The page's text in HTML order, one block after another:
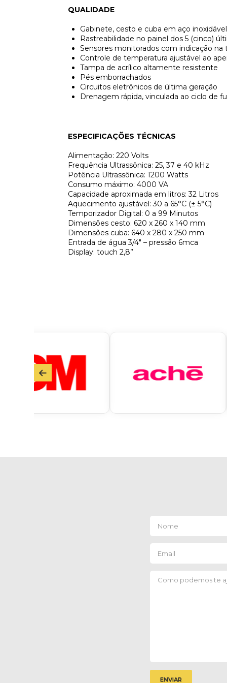
QUALIDADE
Gabinete, cesto e cuba em aço
Rastreabilidade no painel dos 5 (cinco)
Sensores monitorados com indicação na
Controle de temperatura ajustável ao
Tampa de acrílico altamente resistente
Pés emborrachados
Circuitos eletrônicos de última geração
Drenagem rápida, vinculada ao ciclo de
ESPECIFICAÇÕES TÉCNICAS
Alimentação: 220 Volts
Frequência Ultrassônica: 25, 37 e 40 kHz
Potência Ultrassônica: 1200 Watts
Consumo máximo: 4000 VA
Capacidade aproximada em litros: 32 Litros
Aquecimento ajustável: 30 a 65°C (± 5°C)
Temporizador Digital: 0 a 99 Minutos
Dimensões cesto: 620 x 260 x 140 mm
Dimensões cuba: 640 x 280 x 250 mm
Entrada de água 3/4″ – pressão 6mca
Display: touch 2,8”